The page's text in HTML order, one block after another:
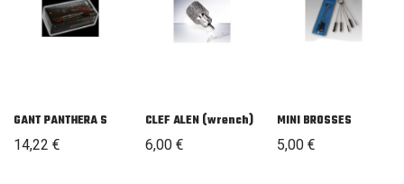
GANT PANTHERA S
14,22 €
CLEF ALEN (wrench)
6,00 €
MINI BROSSES
5,00 €